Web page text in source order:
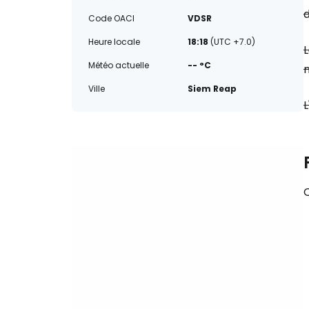
Code OACI
VDSR
Heure locale
18:18 (UTC +7.0)
Météo actuelle
-- °C
Ville
Siem Reap